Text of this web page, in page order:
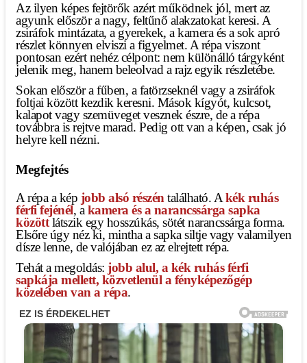
Az ilyen képes fejtörők azért működnek jól, mert az
agyunk először a nagy, feltűnő alakzatokat keresi. A
zsiráfok mintázata, a gyerekek, a kamera és a sok apró
részlet könnyen elviszi a figyelmet. A répa viszont
pontosan ezért nehéz célpont: nem különálló tárgyként
jelenik meg, hanem beleolvad a rajz egyik részletébe.
Sokan először a fűben, a fatörzseknél vagy a zsiráfok
foltjai között kezdik keresni. Mások kígyót, kulcsot,
kalapot vagy szemüveget vesznek észre, de a répa
továbbra is rejtve marad. Pedig ott van a képen, csak jó
helyre kell nézni.
Megfejtés
A répa a kép jobb alsó részéntalálható. Akék ruhás
férfi fejénél, akamera és a narancssárga sapka
közöttlátszik egy hosszúkás, sötét narancssárga forma.
Elsőre úgy néz ki, mintha a sapka siltje vagy valamilyen
dísze lenne, de valójában ez az elrejtett répa.
Tehát a megoldás: jobb alul, a kék ruhás férfi
sapkája mellett, közvetlenül a fényképezőgép
közelében van a répa.